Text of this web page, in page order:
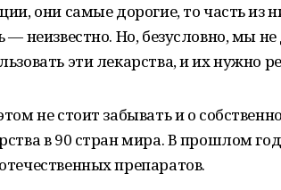
они самые дорогие, то часть из
— неизвестно. Но, безусловно, мы
эти лекарства, и их нужно
не стоит забывать и о
в 90 стран мира. В прошлом
препаратов.